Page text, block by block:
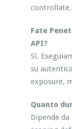
controllate.
Fate
API?
Sì.
su
exposure,
Quanto
Dipende